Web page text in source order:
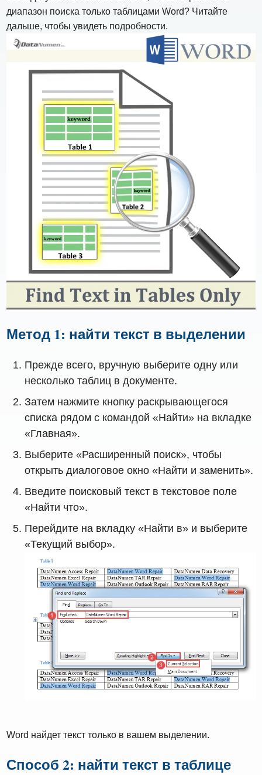
диапазон поиска только таблицами Word? Читайте
дальше, чтобы увидеть подробности.
Метод 1: найти текст в выделении
Прежде всего, вручную выберите одну или
несколько таблиц в документе.
Затем нажмите кнопку раскрывающегося
списка рядом с командой «Найти» на вкладке
«Главная».
Выберите «Расширенный поиск», чтобы
открыть диалоговое окно «Найти и заменить».
Введите поисковый текст в текстовое поле
«Найти что».
Перейдите на вкладку «Найти в» и выберите
«Текущий выбор».
Word найдет текст только в вашем выделении.
Способ 2: найти текст в таблице